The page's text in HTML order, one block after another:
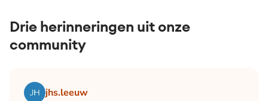
Drie herinneringen uit onze
community
jhs.leeuw
Lees het artikel Blog Bianca | December: de maand